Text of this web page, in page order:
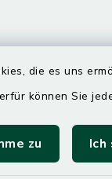
die es uns
können Sie
zu